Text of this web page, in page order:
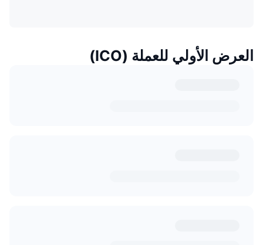
العرض الأولي للعملة (ICO)